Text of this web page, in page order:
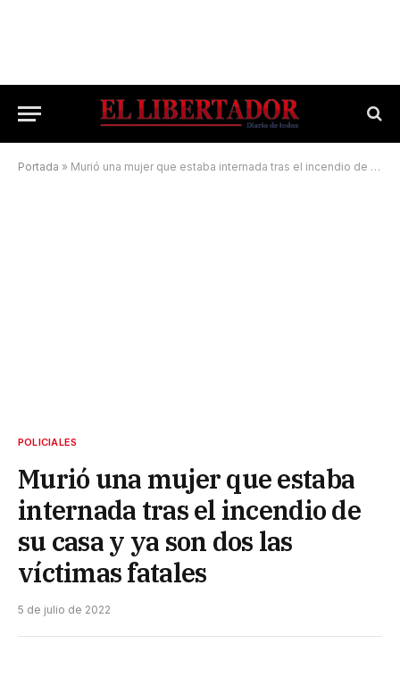
Portada » Murió una mujer que estaba internada tras el incendio de su casa y ya son dos las víctimas fatales
POLICIALES
Murió una mujer que estaba
internada tras el incendio de
su casa y ya son dos las
víctimas fatales
5 de julio de 2022